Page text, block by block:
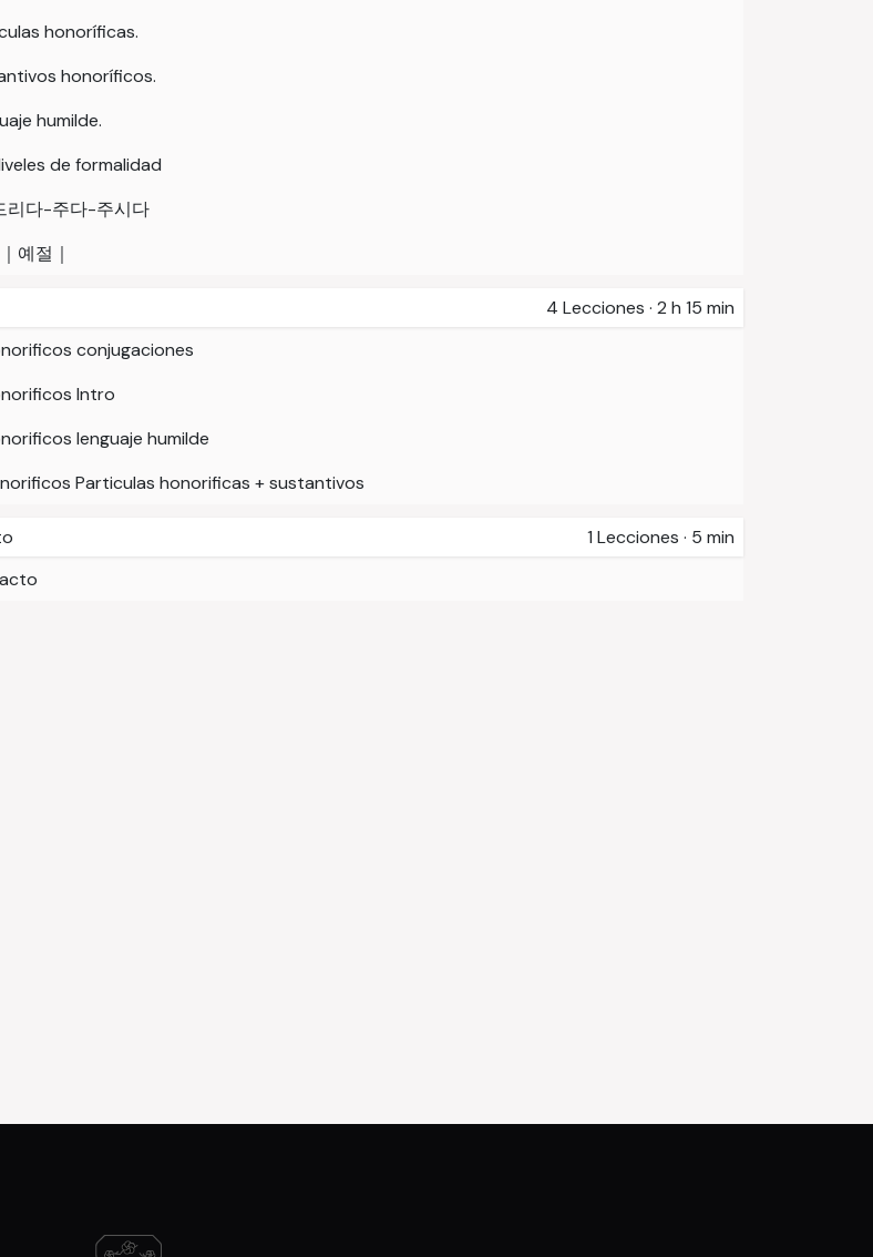
honoríficas.
honoríficos.
humilde.
de formalidad
리다-주다-주시다
예절｜
4 Lecciones · 2 h 15 min
conjugaciones
Intro
lenguaje humilde
Particulas honorificas + sustantivos
1 Lecciones · 5 min